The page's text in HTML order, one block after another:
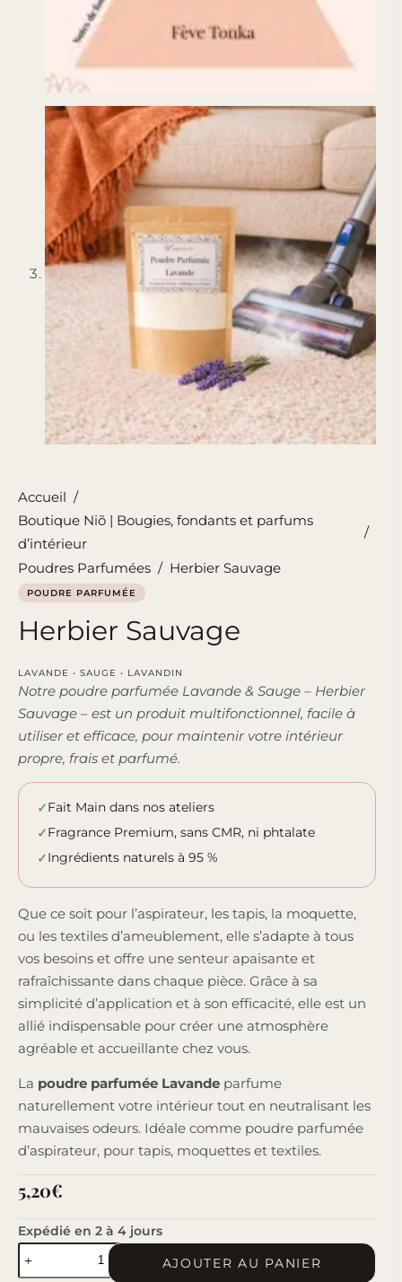
Accueil /
Boutique Niõ | Bougies, fondants et parfums
d’intérieur
/
Poudres Parfumées / Herbier Sauvage
POUDRE PARFUMÉE
Herbier Sauvage
LAVANDE • SAUGE • LAVANDIN
Notre poudre parfumée Lavande & Sauge – Herbier
Sauvage – est un produit multifonctionnel, facile à
utiliser et efficace, pour maintenir votre intérieur
propre, frais et parfumé.
Fait Main dans nos ateliers
Fragrance Premium, sans CMR, ni phtalate
Ingrédients naturels à 95 %
Que ce soit pour l’aspirateur, les tapis, la moquette,
ou les textiles d’ameublement, elle s’adapte à tous
vos besoins et offre une senteur apaisante et
rafraîchissante dans chaque pièce. Grâce à sa
simplicité d’application et à son efficacité, elle est un
allié indispensable pour créer une atmosphère
agréable et accueillante chez vous.
La poudre parfumée Lavande parfume
naturellement votre intérieur tout en neutralisant les
mauvaises odeurs. Idéale comme poudre parfumée
d’aspirateur, pour tapis, moquettes et textiles.
5,20€
Expédié en 2 à 4 jours
de
AJOUTER AU PANIER